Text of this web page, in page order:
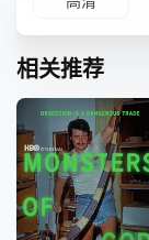
相关推荐